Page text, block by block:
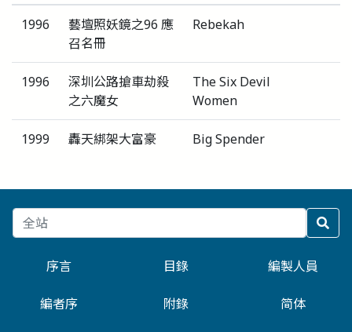
1996
藝壇照妖鏡之96 應
召名冊
Rebekah
1996
深圳公路搶車劫殺
之六魔女
The Six Devil
Women
1999 轟天綁架大富豪 Big Spender
序言 目錄 編製人員
編者序 附錄 简体